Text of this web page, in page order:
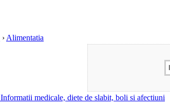
› Alimentatia